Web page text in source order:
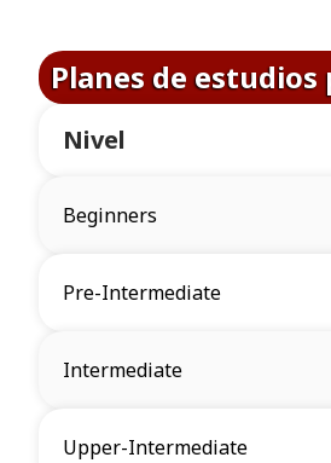
Planes de
Nivel
Beginners
Pre-Intermediate
Intermediate
Upper-Intermediate